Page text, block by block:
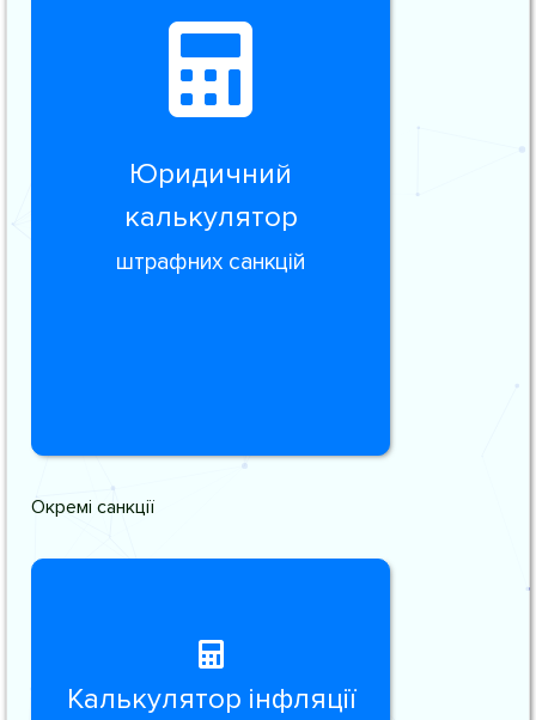
Юридичний
калькулятор
штрафних санкцій
Окремі санкції
Калькулятор інфляції